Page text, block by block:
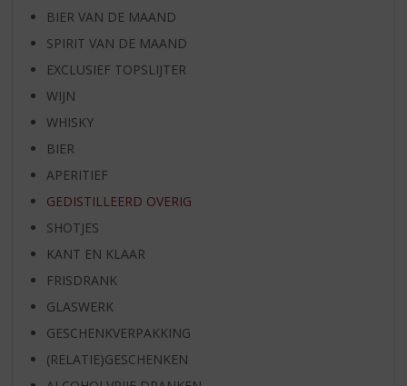
BIER VAN DE MAAND
SPIRIT VAN DE MAAND
EXCLUSIEF TOPSLIJTER
WIJN
WHISKY
BIER
APERITIEF
GEDISTILLEERD OVERIG
SHOTJES
KANT EN KLAAR
FRISDRANK
GLASWERK
GESCHENKVERPAKKING
(RELATIE)GESCHENKEN